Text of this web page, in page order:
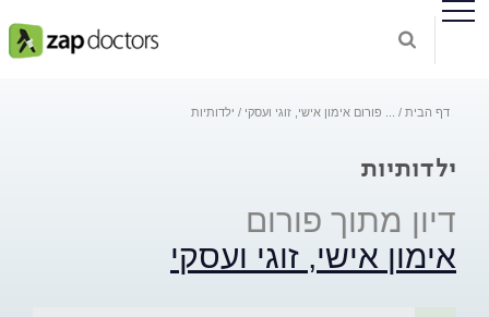
דף הבית פורום אימון אישי, זוגי ועסקי ילדותיות
ילדותיות
דיון מתוך פורום
אימון אישי, זוגי ועסקי